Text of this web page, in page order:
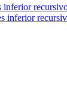
inferior